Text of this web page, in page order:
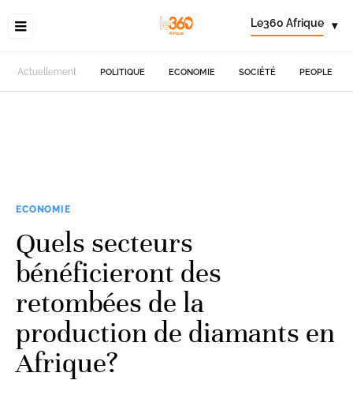
Le360 Afrique ▾
Actuellement POLITIQUE ECONOMIE SOCIÉTÉ PEOPLE
ECONOMIE
Quels secteurs
bénéficieront des
retombées de la
production de diamants en
Afrique?